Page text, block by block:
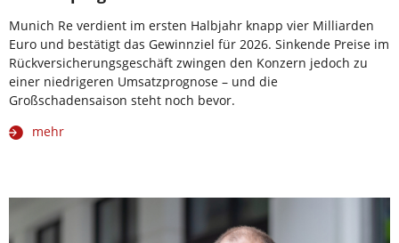
Munich Re verdient im ersten Halbjahr knapp vier Milliarden
Euro und bestätigt das Gewinnziel für 2026. Sinkende Preise im
Rückversicherungsgeschäft zwingen den Konzern jedoch zu
einer niedrigeren Umsatzprognose – und die
Großschadensaison steht noch bevor.
mehr